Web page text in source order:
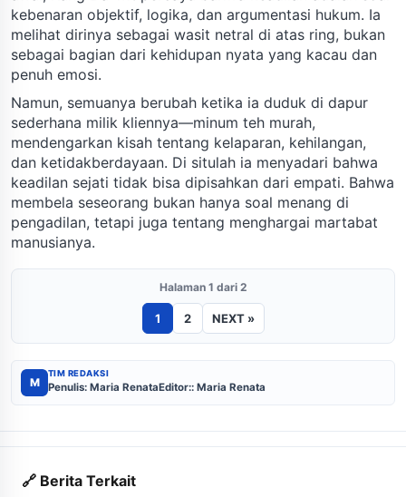
kebenaran objektif, logika, dan argumentasi hukum. Ia
melihat dirinya sebagai wasit netral di atas ring, bukan
sebagai bagian dari kehidupan nyata yang kacau dan
penuh emosi.
Namun, semuanya berubah ketika ia duduk di dapur
sederhana milik kliennya—minum teh murah,
mendengarkan kisah tentang kelaparan, kehilangan,
dan ketidakberdayaan. Di situlah ia menyadari bahwa
keadilan sejati tidak bisa dipisahkan dari empati. Bahwa
membela seseorang bukan hanya soal menang di
pengadilan, tetapi juga tentang menghargai martabat
manusianya.
Halaman 1 dari 2
1 2 NEXT »
M
TIM REDAKSI
Penulis: Maria RenataEditor:: Maria Renata
🔗 Berita Terkait